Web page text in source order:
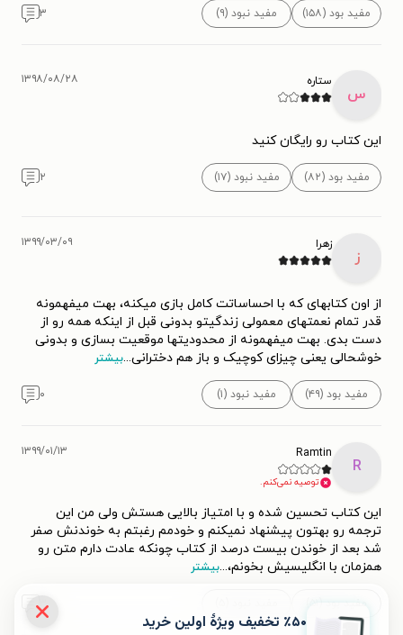
مفید بود (۱۵۸) مفید نبود (۹) ۳
س
ستاره ۱۳۹۸/۰۸/۲۸
این کتاب رو رایگان کنید
مفید بود (۸۲) مفید نبود (۱۷) ۲
ز
زهرا ۱۳۹۹/۰۳/۰۹
از اون کتابهای که با احساساتت کامل بازی میکنه، بهت میفهمونه
قدر تمام نعمتهای معمولی زندگیتو بدونی قبل از اینکه همه رو از
دست بدی. بهت میفهمونه از محدودیتها موقعیت بسازی و بدونی
خوشحالی یعنی چیزای کوچیک و باز هم دخترانی...بیشتر
مفید بود (۴۹) مفید نبود (۱) ۰
R
Ramtin
توصیه نمی‌کنم.
۱۳۹۹/۰۱/۱۳
این کتاب تحسین شده و با امتیاز بالایی هستش ولی من این
ترجمه رو بهتون پیشنهاد نمیکنم و خودمم رغبتم به خوندنش صفر
شد بعد از خوندن بیست درصد از کتاب چونکه عادت دارم متن رو
همزمان با انگلیسیش بخونم،...بیشتر
۳
٪۵۰ تخفیف ویژۀ اولین خرید